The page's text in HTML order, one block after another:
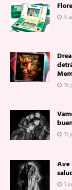
5
15
11
Ave
1